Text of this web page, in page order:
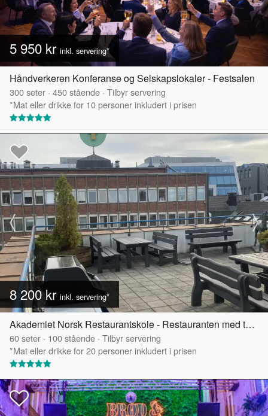
5 950 kr inkl. servering*
Håndverkeren Konferanse og Selskapslokaler - Festsalen
300seter · 450stående · Tilbyr servering
*Mat eller drikke for 10 personer inkludert i prisen
8 200 kr inkl. servering*
Akademiet Norsk Restaurantskole - Restauranten med takterrasse
60seter · 100stående · Tilbyr servering
*Mat eller drikke for 20 personer inkludert i prisen